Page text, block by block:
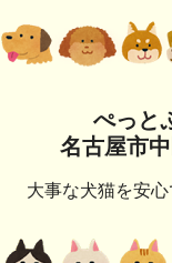
ぺっと
名古屋市
大事な犬猫を安